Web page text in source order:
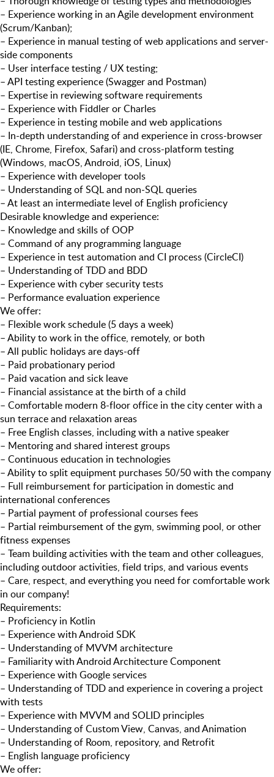
– Experience working in an Agile development environment
(Scrum/Kanban);
– Experience in manual testing of web applications and server-
side components
– User interface testing / UX testing;
– API testing experience (Swagger and Postman)
– Expertise in reviewing software requirements
– Experience with Fiddler or Charles
– Experience in testing mobile and web applications
– In-depth understanding of and experience in cross-browser
(IE, Chrome, Firefox, Safari) and cross-platform testing
(Windows, macOS, Android, iOS, Linux)
– Experience with developer tools
– Understanding of SQL and non-SQL queries
– At least an intermediate level of English proficiency
Desirable knowledge and experience:
– Knowledge and skills of OOP
– Command of any programming language
– Experience in test automation and CI process (CircleCI)
– Understanding of TDD and BDD
– Experience with cyber security tests
– Performance evaluation experience
We offer:
– Flexible work schedule (5 days a week)
– Ability to work in the office, remotely, or both
– All public holidays are days-off
– Paid probationary period
– Paid vacation and sick leave
– Financial assistance at the birth of a child
– Comfortable modern 8-floor office in the city center with a
sun terrace and relaxation areas
– Free English classes, including with a native speaker
– Mentoring and shared interest groups
– Continuous education in technologies
– Ability to split equipment purchases 50/50 with the company
– Full reimbursement for participation in domestic and
international conferences
– Partial payment of professional courses fees
– Partial reimbursement of the gym, swimming pool, or other
fitness expenses
– Team building activities with the team and other colleagues,
including outdoor activities, field trips, and various events
– Care, respect, and everything you need for comfortable work
in our company!
Requirements:
– Proficiency in Kotlin
– Experience with Android SDK
– Understanding of MVVM architecture
– Familiarity with Android Architecture Component
– Experience with Google services
– Understanding of TDD and experience in covering a project
with tests
– Experience with MVVM and SOLID principles
– Understanding of Custom View, Canvas, and Animation
– Understanding of Room, repository, and Retrofit
– English language proficiency
We offer: